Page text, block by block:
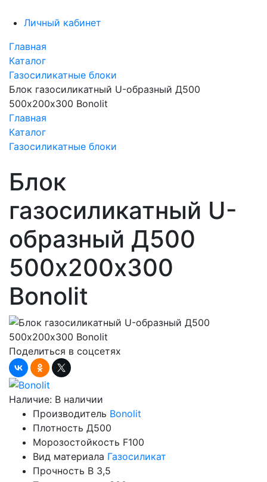
Личный кабинет
Главная
Каталог
Газосиликатные блоки
Блок газосиликатный U-образный Д500
500х200х300 Bonolit
Главная
Каталог
Газосиликатные блоки
Блок
газосиликатный U-
образный Д500
500х200х300
Bonolit
Поделиться в соцсетях
Наличие: В наличии
Производитель Bonolit
Плотность Д500
Морозостойкость F100
Вид материала Газосиликат
Прочность B 3,5